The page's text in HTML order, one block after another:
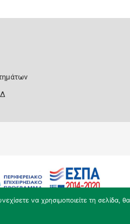
να χρησιμοποιείτε τη σελίδα,